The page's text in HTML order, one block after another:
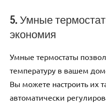
5. Умные
экономия
Умные термостаты
температуру в вашем
Вы можете настроить их
автоматически